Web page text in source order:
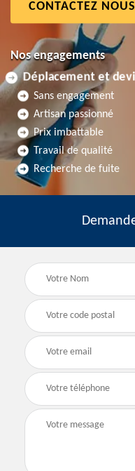
CONTACTEZ NOUS
Nos engagements
Déplacement et
Sans engagement
Artisan passionné
Prix imbattable
Travail de qualité
Recherche de fuite